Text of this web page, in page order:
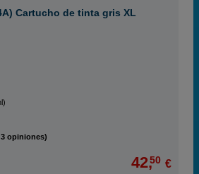
Cartucho de tinta gris XL
3 opiniones)
42,50 €